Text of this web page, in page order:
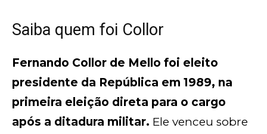
Saiba quem foi Collor
Fernando Collor de Mello foi eleito
presidente da República em 1989, na
primeira eleição direta para o cargo
após a ditadura militar. Ele venceu sobre